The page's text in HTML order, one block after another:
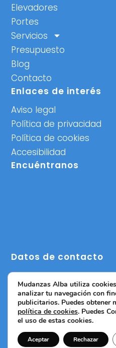
Elevadores
Portes
Servicios
Presupuesto
Blog
Contacto
Enlaces de interés
Aviso legal
Política de privacidad
Política de cookies
Accesibilidad
Encuéntranos
Datos de contacto
633 07 26 92
672 78 83 83
Mudanzas Alba utiliza
analizar tu navegación con
publicitarios. Puedes obtener
política de cookies. Puedes
el uso de estas cookies.
Aceptar Rechazar